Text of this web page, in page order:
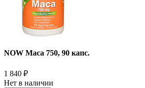
NOW Maca 750, 90 капс.
1 840 ₽
Нет в наличии